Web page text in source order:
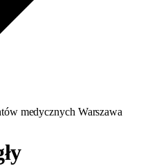
medycznych Warszawa